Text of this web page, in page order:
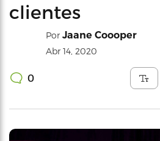
clientes
Por Jaane Coooper
Abr 14, 2020
0